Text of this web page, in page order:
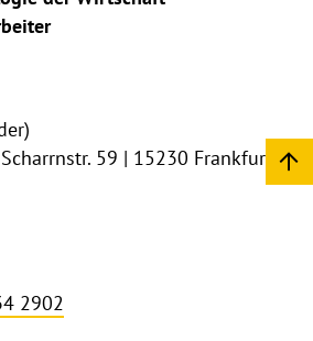
59 | 15230 Frankfurt
2902